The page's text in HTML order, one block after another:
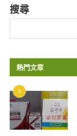
搜尋
熱門文章
1